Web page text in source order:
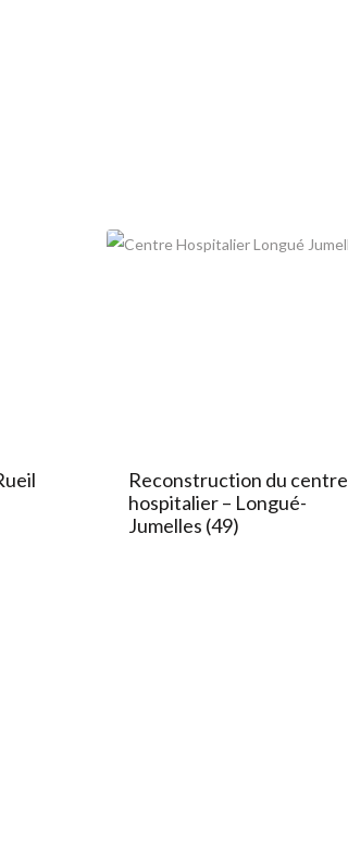
Reconstruction du centre
hospitalier – Longué-
Jumelles (49)